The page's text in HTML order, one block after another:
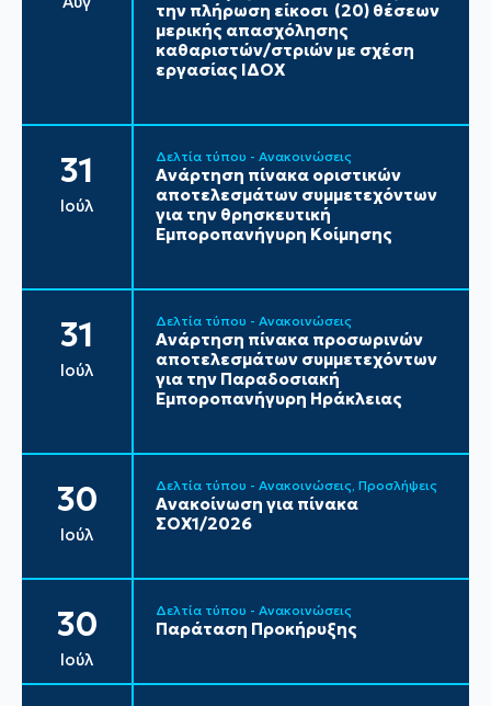
την πλήρωση είκοσι (20) θέσεων
μερικής απασχόλησης
καθαριστών/στριών με σχέση
εργασίας ΙΔΟΧ
31
Ιούλ
Δελτία τύπου - Ανακοινώσεις
Ανάρτηση πίνακα οριστικών
αποτελεσμάτων συμμετεχόντων
για την θρησκευτική
Εμποροπανήγυρη Κοίμησης
31
Ιούλ
Δελτία τύπου - Ανακοινώσεις
Ανάρτηση πίνακα προσωρινών
αποτελεσμάτων συμμετεχόντων
για την Παραδοσιακή
Εμποροπανήγυρη Ηράκλειας
30
Ιούλ
Δελτία τύπου - Ανακοινώσεις Προσλήψεις
Ανακοίνωση για πίνακα
ΣΟΧ1/2026
30
Ιούλ
Δελτία τύπου - Ανακοινώσεις
Παράταση Προκήρυξης